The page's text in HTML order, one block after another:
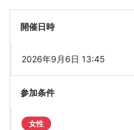
開催日時
2026年9月6日 13:45
参加条件
女性